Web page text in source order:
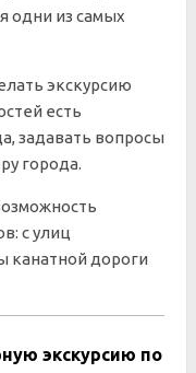
одни из самых
экскурсию
есть
задавать вопросы
города.
с улиц
канатной дороги
экскурсию по